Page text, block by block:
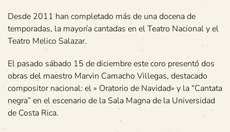
Desde 2011 han completado más de una docena de
temporadas, la mayoría cantadas en el Teatro Nacional y el
Teatro Melico Salazar.
El pasado sábado 15 de diciembre este coro presentó dos
obras del maestro Marvin Camacho Villegas, destacado
compositor nacional: el » Oratorio de Navidad» y la “Cantata
negra” en el escenario de la Sala Magna de la Universidad
de Costa Rica.